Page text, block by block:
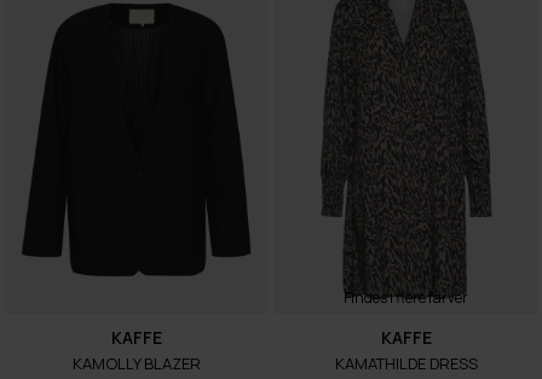
KAFFE
KAMOLLY BLAZER
Findes i flere farver
KAFFE
KAMATHILDE DRESS